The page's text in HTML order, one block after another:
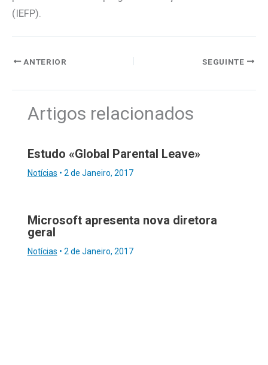
(IEFP).
ANTERIOR SEGUINTE
Artigos relacionados
Estudo «Global Parental Leave»
Notícias • 2 de Janeiro, 2017
Microsoft apresenta nova diretora
geral
Notícias • 2 de Janeiro, 2017